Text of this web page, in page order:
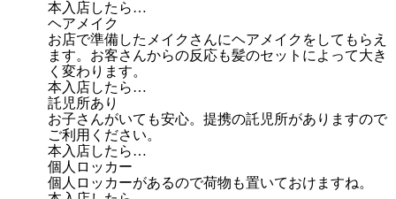
本入店したら…
ヘアメイク
お店で準備したメイクさんにヘアメイクをしてもらえ
ます。お客さんからの反応も髪のセットによって大き
く変わります。
本入店したら…
託児所あり
お子さんがいても安心。提携の託児所がありますので
ご利用ください。
本入店したら…
個人ロッカー
個人ロッカーがあるので荷物も置いておけますね。